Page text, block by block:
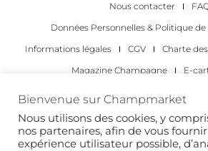
Nous contacter
Données Personnelles & Politique
Informations légales
CGV Charte
Magazine Champagne
E-
Les occasions pour déguster du champagne
Pour les entreprises
Bienvenue sur Champmarket
Nous utilisons des cookies, y
nos partenaires, afin de vous
expérience utilisateur possible,